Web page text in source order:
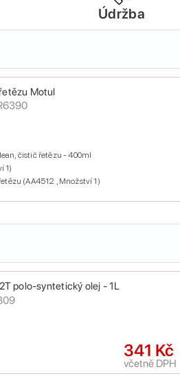
Údržba
Motul
čistič řetězu - 400ml
1)
(AA4512 , Množství 1)
polo-syntetický olej - 1L
341 Kč
včetně DPH